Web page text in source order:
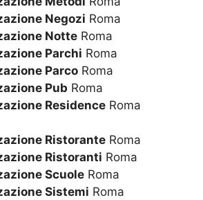
Negozi Roma
Notte Roma
Parchi Roma
Parco Roma
Pub Roma
Residence Roma
Ristorante Roma
Ristoranti Roma
Scuole Roma
Sistemi Roma